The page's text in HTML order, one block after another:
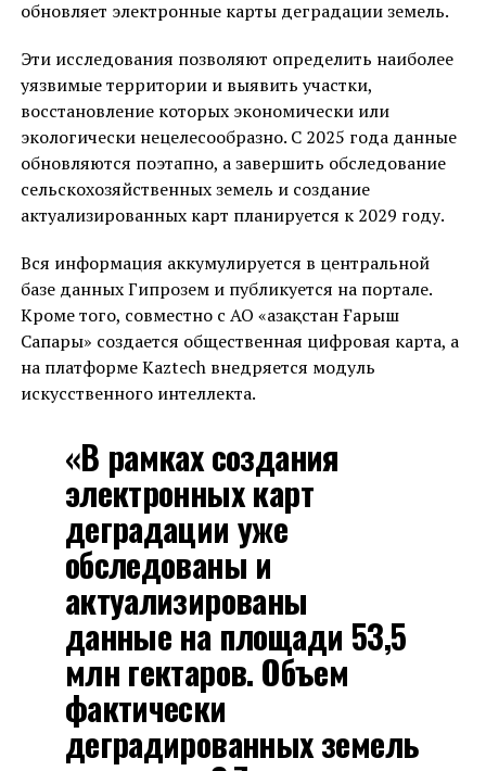
обновляет электронные карты деградации земель.
Эти исследования позволяют определить наиболее
уязвимые территории и выявить участки,
восстановление которых экономически или
экологически нецелесообразно. С 2025 года данные
обновляются поэтапно, а завершить обследование
сельскохозяйственных земель и создание
актуализированных карт планируется к 2029 году.
Вся информация аккумулируется в центральной
базе данных Гипрозем и публикуется на портале.
Кроме того, совместно с АО «Қазақстан Ғарыш
Сапары» создается общественная цифровая карта, а
на платформе Kaztech внедряется модуль
искусственного интеллекта.
«В рамках создания
электронных карт
деградации уже
обследованы и
актуализированы
данные на площади 53,5
млн гектаров. Объем
фактически
деградированных земель